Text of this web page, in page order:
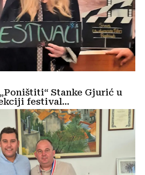
Stanke Gjurić u
festival...